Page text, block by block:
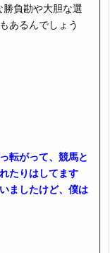
負勘や大胆な選
あるんでしょう
転がって、競馬と
たりはしてます
ましたけど、僕は